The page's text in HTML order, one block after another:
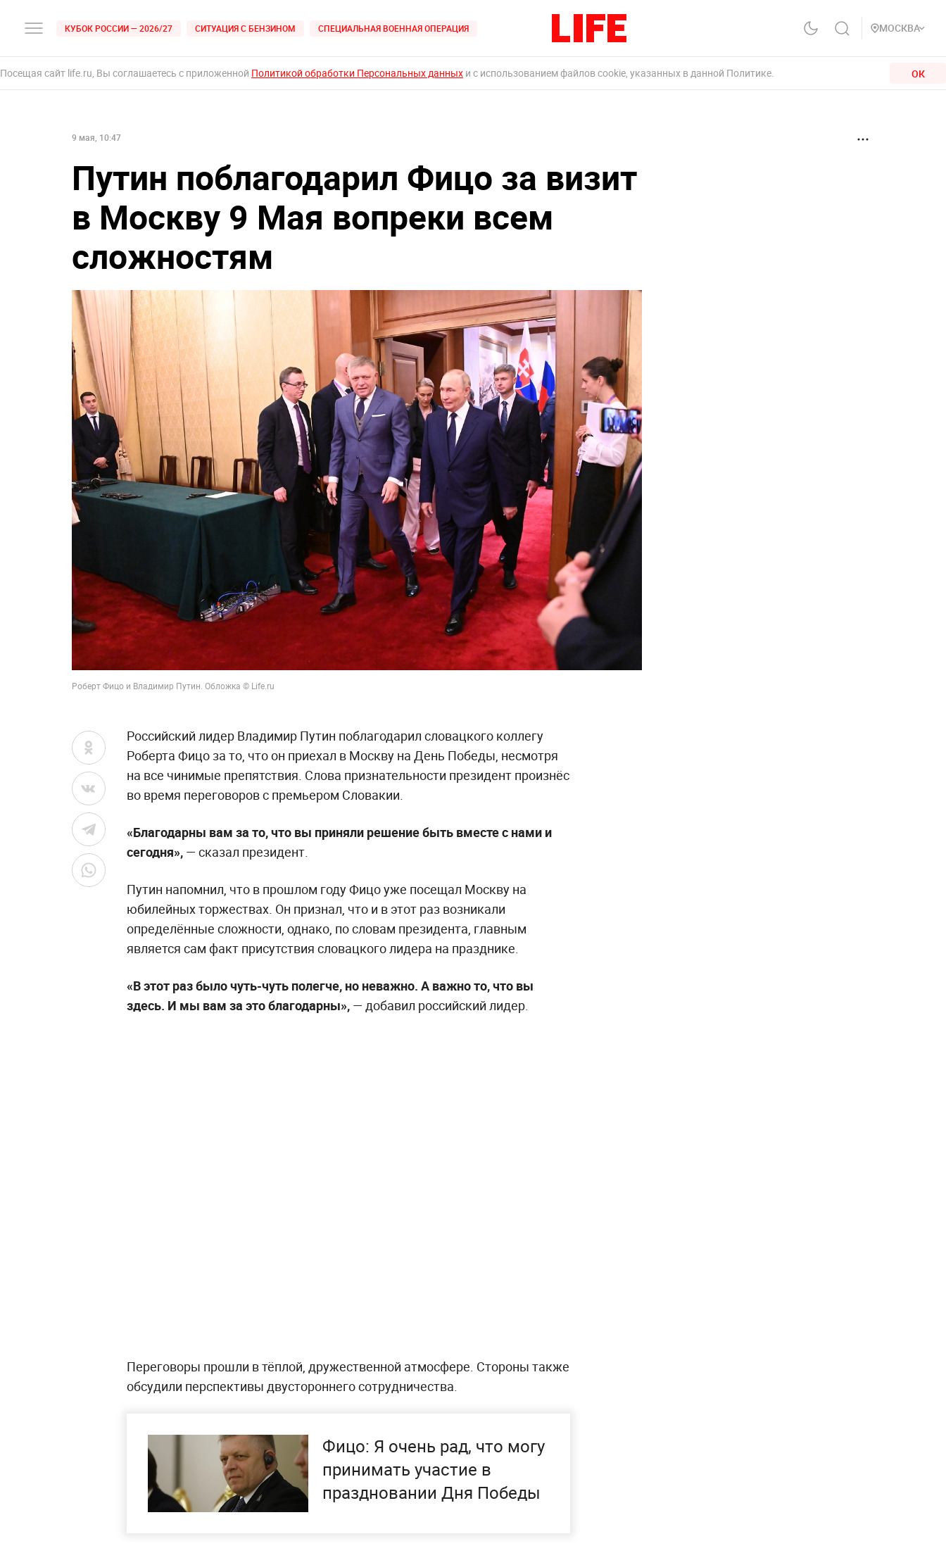
КУБОК РОССИИ — 2026/27 СИТУАЦИЯ С БЕНЗИНОМ СПЕЦИАЛЬНАЯ ВОЕННАЯ ОПЕРАЦИЯ МОСКВА
Посещая сайт life.ru, Вы соглашаетесь с приложенной Политикой обработки Персональных данных и с использованием файлов cookie, указанных в данной Политике. ОК
9 мая, 10:47
Путин поблагодарил Фицо за визит
в Москву 9 Мая вопреки всем
сложностям
Роберт Фицо и Владимир Путин. Обложка © Life.ru
Российский лидер Владимир Путин поблагодарил словацкого коллегу
Роберта Фицо за то, что он приехал в Москву на День Победы, несмотря
на все чинимые препятствия. Слова признательности президент произнёс
во время переговоров с премьером Словакии.
«Благодарны вам за то, что вы приняли решение быть вместе с нами и
сегодня», — сказал президент.
Путин напомнил, что в прошлом году Фицо уже посещал Москву на
юбилейных торжествах. Он признал, что и в этот раз возникали
определённые сложности, однако, по словам президента, главным
является сам факт присутствия словацкого лидера на празднике.
«В этот раз было чуть-чуть полегче, но неважно. А важно то, что вы
здесь. И мы вам за это благодарны», — добавил российский лидер.
Переговоры прошли в тёплой, дружественной атмосфере. Стороны также
обсудили перспективы двустороннего сотрудничества.
Фицо: Я очень рад, что могу
принимать участие в
праздновании Дня Победы